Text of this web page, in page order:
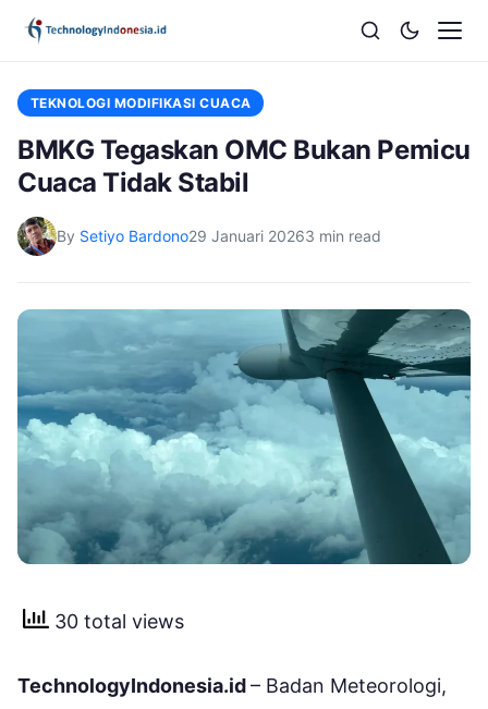
TEKNOLOGI MODIFIKASI CUACA
BMKG Tegaskan OMC Bukan Pemicu
Cuaca Tidak Stabil
By Setiyo Bardono29 Januari 20263 min read
30 total views
TechnologyIndonesia.id– Badan Meteorologi,